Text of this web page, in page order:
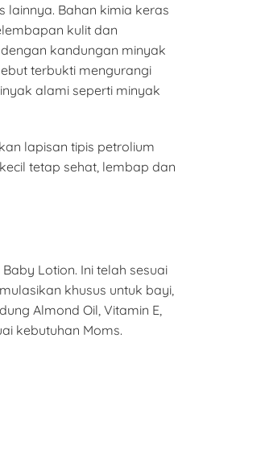
lainnya. Bahan kimia keras
kulit dan
kandungan minyak
terbukti mengurangi
alami seperti minyak
lapisan tipis petrolium
tetap sehat, lembap dan
Lotion. Ini telah sesuai
khusus untuk bayi,
Almond Oil, Vitamin E,
kebutuhan Moms.